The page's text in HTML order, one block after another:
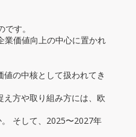
す。
業価値向上の中心に置かれ
の中核として扱われてき
方や取り組み方には、欧
そして、2025〜2027年